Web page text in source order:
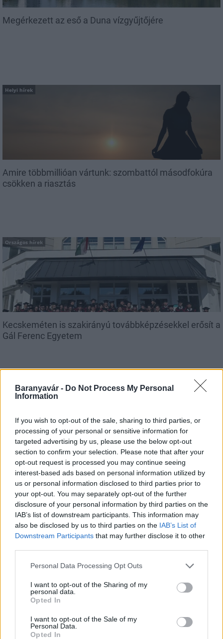
Baranyavár - Do Not Process My Personal
Information
If you wish to opt-out of the sale, sharing to third parties, or
processing of your personal or sensitive information for
targeted advertising by us, please use the below opt-out
section to confirm your selection. Please note that after your
opt-out request is processed you may continue seeing
interest-based ads based on personal information utilized by
us or personal information disclosed to third parties prior to
your opt-out. You may separately opt-out of the further
disclosure of your personal information by third parties on the
IAB’s list of downstream participants. This information may
also be disclosed by us to third parties on the IAB’s List of
Downstream Participants that may further disclose it to other
Please note that this website/app uses one or more Google
not limited to your visit or usage behaviour. You may click to
grant or deny consent to Google and its third-party tags to
use your data for below specified purposes in below Google
consent section.
Personal Data Processing Opt Outs
I want to opt-out of the Sharing of my
personal data.
Opted In
I want to opt-out of the Sale of my
Personal Data.
Opted In
Megérkezett az eső a Duna vízgyűjtőjére
Helyi hírek
Amire többmillióan vártunk: szombattól másodfokúra
csökken a riasztás
Országos hírek
Kecskeméten is szakirányú továbbképzésekkel erősít a
Gál Ferenc Egyetem
A lakosságra is fontos szerep hárul a
szúnyoginvázió elkerülésében
Országos hírek
Itt az ÉVOSZ megoldása a hőhullámok és
az energiakrízis kezelésére
Országos hírek
Minden, amit a GED Afrika projektről
tudni kell
Kultúra